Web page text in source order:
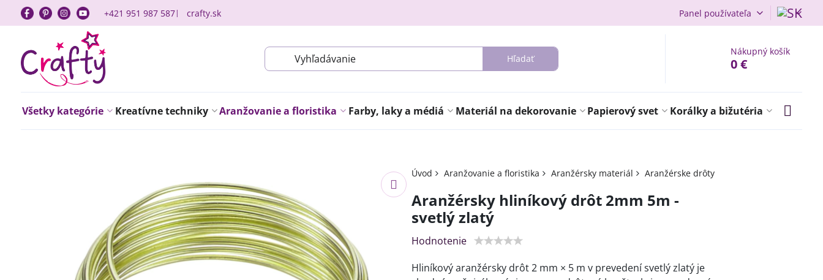
+421 951 987 587 crafty.sk Panel používateľa
Hľadať
Nákupný košík
0 €
Všetky kategórie Kreatívne techniky Aranžovanie a floristika Farby, laky a médiá Materiál na dekorovanie Papierový svet Korálky a bižutéria
Úvod Aranžovanie a floristika Aranžérsky materiál Aranžérske drôty
Aranžérsky hliníkový drôt 2mm 5m -
svetlý zlatý
Hodnotenie
Hliníkový aranžérsky drôt 2 mm × 5 m v prevedení svetlý zlatý je